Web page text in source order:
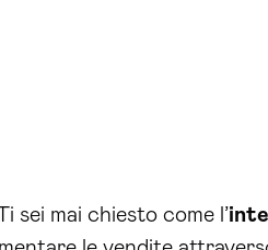
sei mai chiesto come l’